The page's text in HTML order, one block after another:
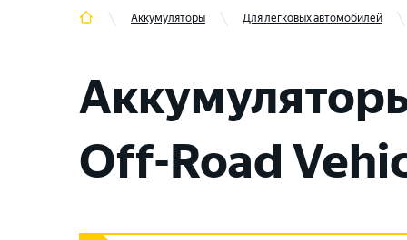
Аккумуляторы Для легковых автомобилей
Off-Road